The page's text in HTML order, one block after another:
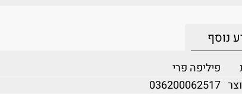
נוסף
פיליפה פרי
036200062517